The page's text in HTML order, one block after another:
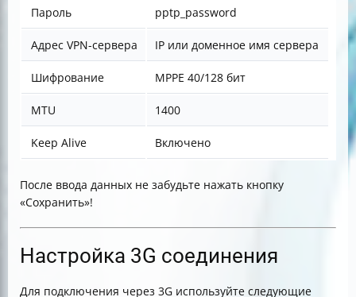
Пароль pptp_password
Адрес VPN-сервера IP или доменное имя сервера
Шифрование MPPE 40/128 бит
MTU 1400
Keep Alive Включено
После ввода данных не забудьте нажать кнопку
«Сохранить»!
Настройка 3G соединения
Для подключения через 3G используйте следующие